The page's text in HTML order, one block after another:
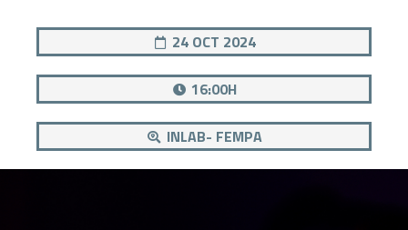
24 OCT 2024
16:00H
INLAB- FEMPA